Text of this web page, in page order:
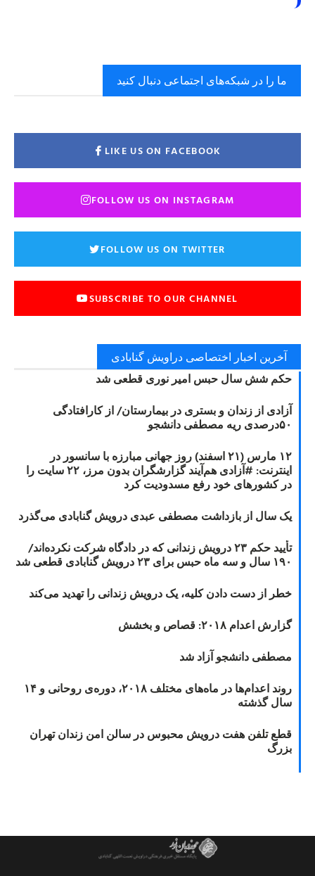
ما را در شبکه‌های اجتماعی دنبال کنید
LIKE US ON FACEBOOK
FOLLOW US ON INSTAGRAM
FOLLOW US ON TWITTER
SUBSCRIBE TO OUR CHANNEL
آخرین اخبار اختصاصی دراویش گنابادی
حکم شش سال حبس امیر نوری قطعی شد
آزادی از زندان و بستری در بیمارستان/ از کارافتادگی
۵۰درصدی ریه مصطفی دانشجو
۱۲ مارس (۲۱ اسفند) روز جهانی مبارزه با سانسور در
اینترنت: #آزادی هم‌آیند گزارشگران‌ بدون مرز، ۲۲ سایت را
در کشورهای خود رفع مسدودیت کرد
یک سال از بازداشت مصطفی عبدی درویش گنابادی می‌گذرد
تأیید حکم ۲۳ درویش زندانی که در دادگاه شرکت نکرده‌اند/
۱۹۰ سال و سه ماه حبس برای ۲۳ درویش گنابادی قطعی شد
خطر از دست دادن کلیه، یک درویش زندانی را تهدید می‌کند
گزارش اعدام ۲۰۱۸: قصاص و بخشش
مصطفی دانشجو آزاد شد
روند اعدام‌ها در ماه‌های مختلف ۲۰۱۸، دوره‌ی روحانی و ۱۴
سال گذشته
قطع تلفن هفت درویش محبوس در سالن امن زندان تهران
بزرگ